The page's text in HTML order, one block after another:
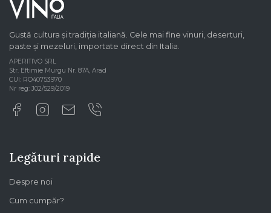
Gustă cultura și tradiția italiană. Cele mai fine vinuri, deserturi,
paste și mezeluri, importate direct din Italia.
APERITIVO SRL
Str. Eftimie Murgu Nr. 87A, Arad
CUI: RO40753970
Nr reg: J02/529/2019
Legături rapide
Despre noi
Cum cumpăr?